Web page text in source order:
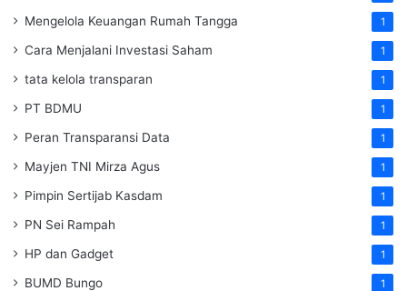
Mengelola Keuangan Rumah Tangga 1
Cara Menjalani Investasi Saham 1
tata kelola transparan 1
PT BDMU 1
Peran Transparansi Data 1
Mayjen TNI Mirza Agus 1
Pimpin Sertijab Kasdam 1
PN Sei Rampah 1
HP dan Gadget 1
BUMD Bungo 1